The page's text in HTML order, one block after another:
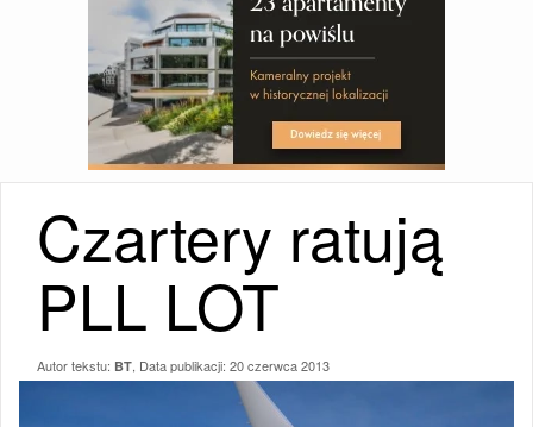
Czartery ratują
PLL LOT
Autor tekstu: BT , Data publikacji: 20 czerwca 2013